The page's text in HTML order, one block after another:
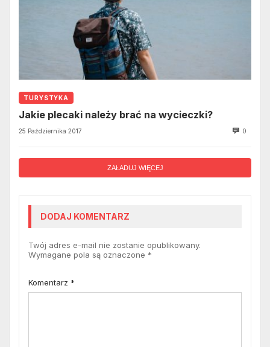
TURYSTYKA
Jakie plecaki należy brać na wycieczki?
25 Października 2017 0
ZAŁADUJ WIĘCEJ
DODAJ KOMENTARZ
Twój adres e-mail nie zostanie opublikowany.
Wymagane pola są oznaczone *
Komentarz *